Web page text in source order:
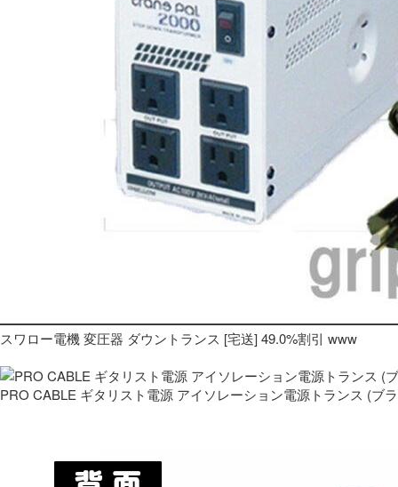
スワロー電機 変圧器 ダウントランス [宅送] 49.0%割引 www
PRO CABLE ギタリスト電源 アイソレーション電源トランス (ブ